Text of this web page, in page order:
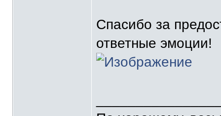
Спасибо за
ответные эмоции!